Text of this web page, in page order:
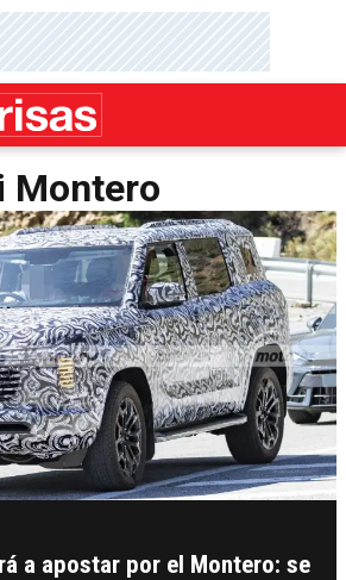
Montero
a apostar por el Montero: se